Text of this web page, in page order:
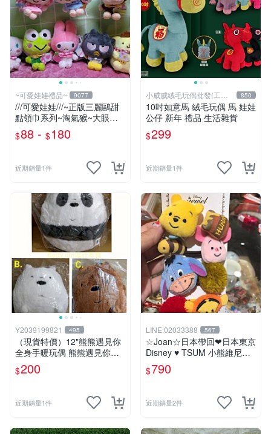
~可愛娃娃禮品~ 9077
///可愛娃娃///~正版三麗鷗甜
點領巾系列~淘氣猴~大眼蛙~
酷企鵝~布丁狗~美樂蒂~大耳
狗~雙子星絨毛娃娃--3吋
$88 - $180
近期銷量1件
小威威絨毛玩偶批發(工廠
直營)
850
10吋如意馬 絨毛玩偶 馬 娃娃
公仔 新年 禮品 生活雜貨
$299
近期銷量1件
Y2039199821 495
（現貨特價）12"熊熊遇見你
全身手暖玩偶 熊熊遇見你暖
手枕 熊熊遇見你系列 熊熊遇
見你 暖手枕 玩偶 可愛 Q萌
$200
近期銷量1件
LINE:02033388 567
☆Joan☆日本帶回❤日本東京
Disney ♥ TSUM 小熊維尼系
列 ♥ 髮束/髮飾/髮圈/髮帶/綁
頭髮
$790
近期銷量2件